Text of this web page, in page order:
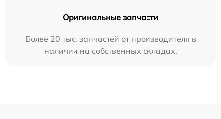
Оригинальные запчасти
Более 20 тыс. запчастей от производителя в
наличии на собственных складах.